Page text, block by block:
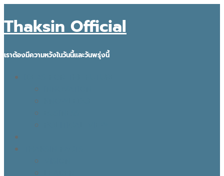
Thaksin Official
เราต้องมีความหวังในวันนี้และวันพรุ่งนี้